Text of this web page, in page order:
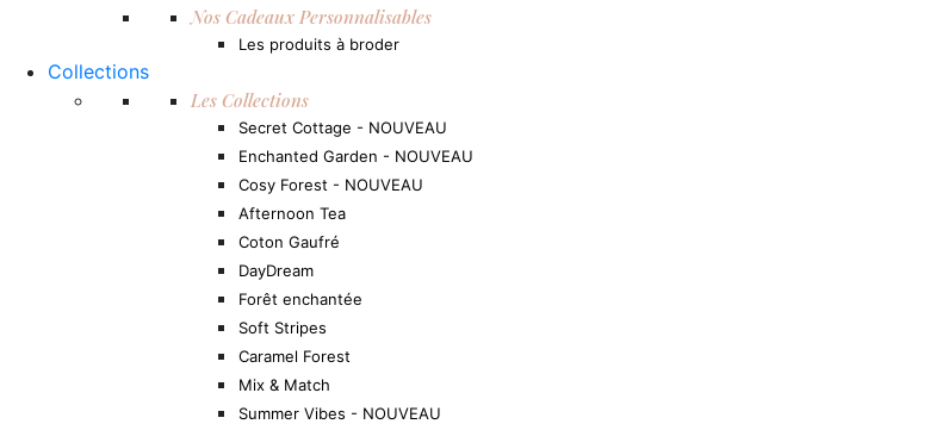
Nos Cadeaux Personnalisables
Les produits à broder
Collections
Les Collections
Secret Cottage - NOUVEAU
Enchanted Garden - NOUVEAU
Cosy Forest - NOUVEAU
Afternoon Tea
Coton Gaufré
DayDream
Forêt enchantée
Soft Stripes
Caramel Forest
Mix & Match
Summer Vibes - NOUVEAU